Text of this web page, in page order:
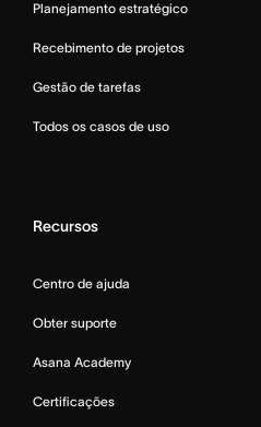
Planejamento estratégico
Recebimento de projetos
Gestão de tarefas
Todos os casos de uso
Recursos
Centro de ajuda
Obter suporte
Asana Academy
Certificações